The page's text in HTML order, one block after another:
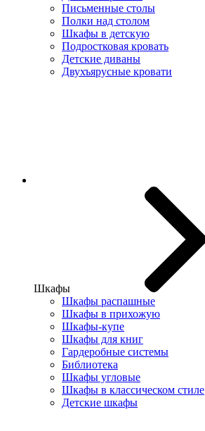
Письменные столы
Полки над столом
Шкафы в детскую
Подростковая кровать
Детские диваны
Двухъярусные кровати
Шкафы
Шкафы распашные
Шкафы в прихожую
Шкафы-купе
Шкафы для книг
Гардеробные системы
Библиотека
Шкафы угловые
Шкафы в классическом стиле
Детские шкафы